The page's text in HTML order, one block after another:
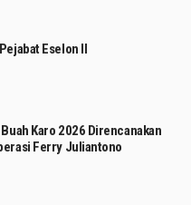
Eselon II
Karo 2026 Direncanakan
Ferry Juliantono